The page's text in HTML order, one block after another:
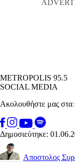
METROPOLIS 95.5
SOCIAL MEDIA
Ακολουθήστε μας στα
Δημοσιεύτηκε:
Αποστολος